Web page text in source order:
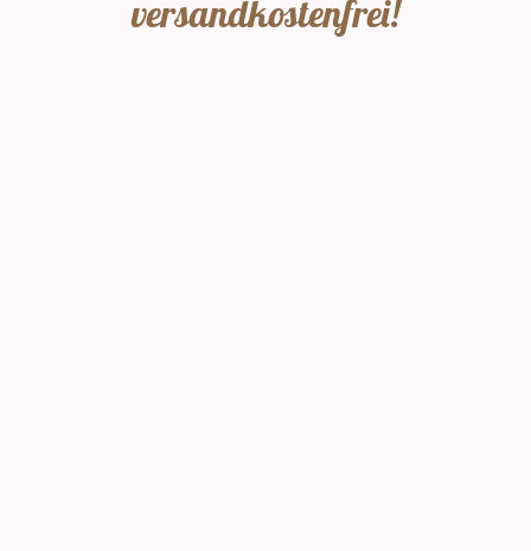
versandkostenfrei!